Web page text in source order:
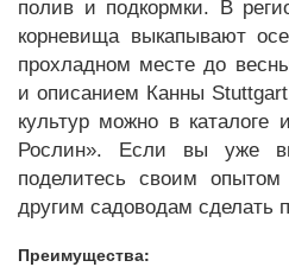
полив и подкормки. В
корневища выкапывают
прохладном месте до
и описанием Канны
культур можно в каталоге
Рослин». Если вы уже
поделитесь своим
другим садоводам сделать
Преимущества: